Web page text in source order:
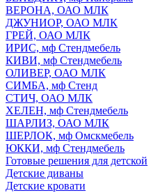
ВЕРОНА, ОАО МЛК
ДЖУНИОР, ОАО МЛК
ГРЕЙ, ОАО МЛК
ИРИС, мф Стендмебель
КИВИ, мф Стендмебель
ОЛИВЕР, ОАО МЛК
СИМБА, мф Стенд
СТИЧ, ОАО МЛК
ХЕЛЕН, мф Стендмебель
ШАРЛИЗ, ОАО МЛК
ШЕРЛОК, мф Омскмебель
ЮККИ, мф Стендмебель
Готовые решения для детской
Детские диваны
Детские кровати